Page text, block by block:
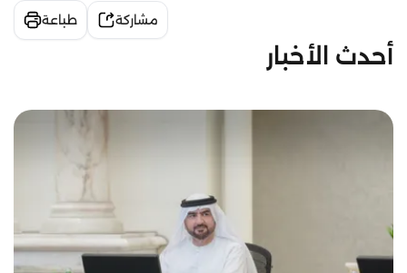
مشاركة طباعة
أحدث الأخبار